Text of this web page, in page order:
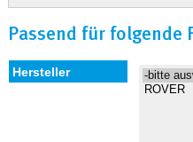
Passend für folgende